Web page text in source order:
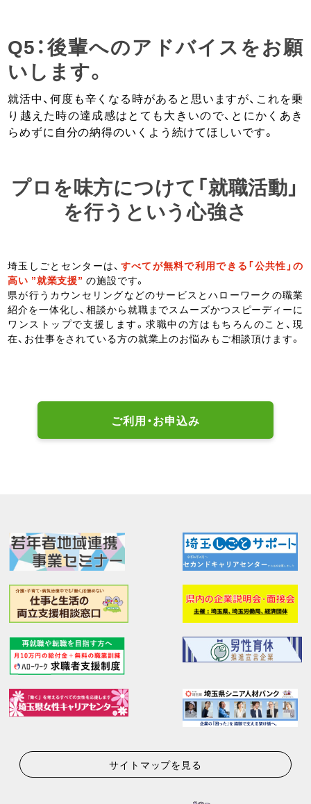
Q5：後輩へのアドバイスをお願
いします。
就活中、何度も辛くなる時があると思いますが、これを乗
り越えた時の達成感はとても大きいので、とにかくあき
らめずに自分の納得のいくよう続けてほしいです。
プロを味方につけて「就職活動」
を行うという心強さ
埼玉しごとセンターは、 すべてが無料で利用できる「公共性」の
高い ”就業支援” の施設です。
県が行うカウンセリングなどのサービスとハローワークの職業
紹介を一体化し、相談から就職までスムーズかつスピーディーに
ワンストップで支援します。求職中の方はもちろんのこと、現
在、お仕事をされている方の就業上のお悩みもご相談頂けます。
ご利用・お申込み
サイトマップを見る